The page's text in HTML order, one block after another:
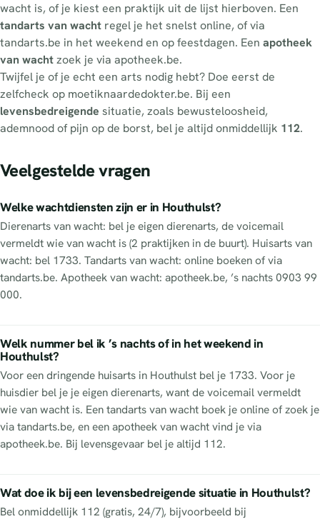
wacht is, of je kiest een praktijk uit de lijst hierboven. Een
tandarts van wacht regel je het snelst online, of via
tandarts.be in het weekend en op feestdagen. Een apotheek
van wachtzoek je via apotheek.be.
Twijfel je of je echt een arts nodig hebt? Doe eerst de
zelfcheck op moetiknaardedokter.be. Bij een
levensbedreigende situatie, zoals bewusteloosheid,
ademnood of pijn op de borst, bel je altijd onmiddellijk 112.
Veelgestelde vragen
Welke wachtdiensten zijn er in Houthulst?
Dierenarts van wacht: bel je eigen dierenarts, de voicemail
vermeldt wie van wacht is (2 praktijken in de buurt). Huisarts van
wacht: bel 1733. Tandarts van wacht: online boeken of via
tandarts.be. Apotheek van wacht: apotheek.be, ’s nachts 0903 99
000.
Welk nummer bel ik ’s nachts of in het weekend in
Houthulst?
Voor een dringende huisarts in Houthulst bel je 1733. Voor je
huisdier bel je je eigen dierenarts, want de voicemail vermeldt
wie van wacht is. Een tandarts van wacht boek je online of zoek je
via tandarts.be, en een apotheek van wacht vind je via
apotheek.be. Bij levensgevaar bel je altijd 112.
Wat doe ik bij een levensbedreigende situatie in Houthulst?
Bel onmiddellijk 112 (gratis, 24/7), bijvoorbeeld bij